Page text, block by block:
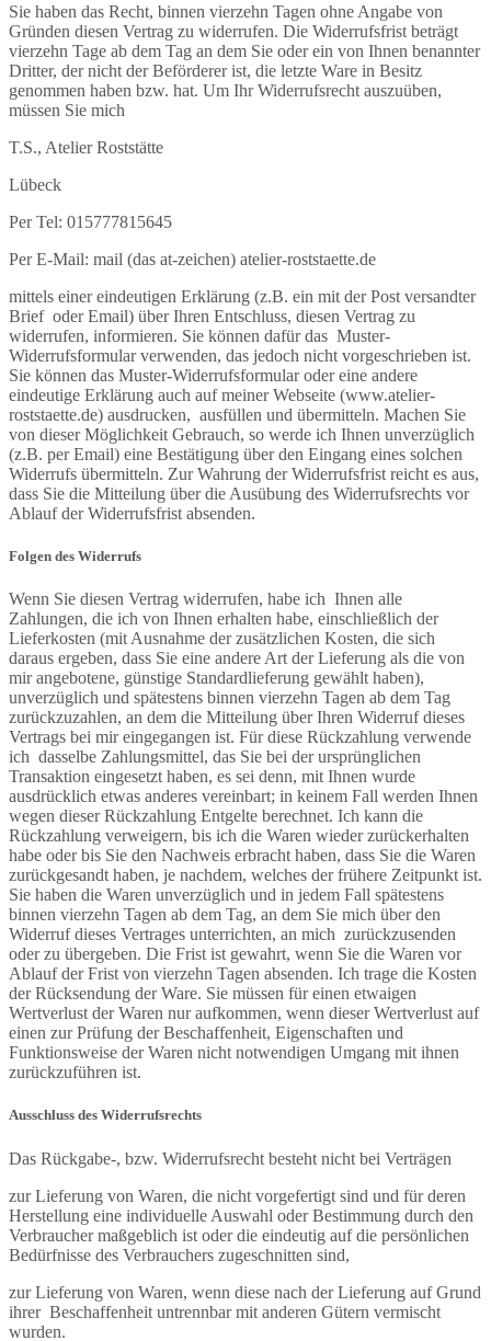
Sie haben das Recht, binnen vierzehn Tagen ohne Angabe von
Gründen diesen Vertrag zu widerrufen. Die Widerrufsfrist beträgt
vierzehn Tage ab dem Tag an dem Sie oder ein von Ihnen benannter
Dritter, der nicht der Beförderer ist, die letzte Ware in Besitz
genommen haben bzw. hat. Um Ihr Widerrufsrecht auszuüben,
müssen Sie mich
T.S., Atelier Roststätte
Lübeck
Per Tel: 015777815645
Per E-Mail: mail (das at-zeichen) atelier-roststaette.de
mittels einer eindeutigen Erklärung (z.B. ein mit der Post versandter
Brief oder Email) über Ihren Entschluss, diesen Vertrag zu
widerrufen, informieren. Sie können dafür das Muster-
Widerrufsformular verwenden, das jedoch nicht vorgeschrieben ist.
Sie können das Muster-Widerrufsformular oder eine andere
eindeutige Erklärung auch auf meiner Webseite (www.atelier-
roststaette.de) ausdrucken, ausfüllen und übermitteln. Machen Sie
von dieser Möglichkeit Gebrauch, so werde ich Ihnen unverzüglich
(z.B. per Email) eine Bestätigung über den Eingang eines solchen
Widerrufs übermitteln. Zur Wahrung der Widerrufsfrist reicht es aus,
dass Sie die Mitteilung über die Ausübung des Widerrufsrechts vor
Ablauf der Widerrufsfrist absenden.
Folgen des Widerrufs
Wenn Sie diesen Vertrag widerrufen, habe ich Ihnen alle
Zahlungen, die ich von Ihnen erhalten habe, einschließlich der
Lieferkosten (mit Ausnahme der zusätzlichen Kosten, die sich
daraus ergeben, dass Sie eine andere Art der Lieferung als die von
mir angebotene, günstige Standardlieferung gewählt haben),
unverzüglich und spätestens binnen vierzehn Tagen ab dem Tag
zurückzuzahlen, an dem die Mitteilung über Ihren Widerruf dieses
Vertrags bei mir eingegangen ist. Für diese Rückzahlung verwende
ich dasselbe Zahlungsmittel, das Sie bei der ursprünglichen
Transaktion eingesetzt haben, es sei denn, mit Ihnen wurde
ausdrücklich etwas anderes vereinbart; in keinem Fall werden Ihnen
wegen dieser Rückzahlung Entgelte berechnet. Ich kann die
Rückzahlung verweigern, bis ich die Waren wieder zurückerhalten
habe oder bis Sie den Nachweis erbracht haben, dass Sie die Waren
zurückgesandt haben, je nachdem, welches der frühere Zeitpunkt ist.
Sie haben die Waren unverzüglich und in jedem Fall spätestens
binnen vierzehn Tagen ab dem Tag, an dem Sie mich über den
Widerruf dieses Vertrages unterrichten, an mich zurückzusenden
oder zu übergeben. Die Frist ist gewahrt, wenn Sie die Waren vor
Ablauf der Frist von vierzehn Tagen absenden. Ich trage die Kosten
der Rücksendung der Ware. Sie müssen für einen etwaigen
Wertverlust der Waren nur aufkommen, wenn dieser Wertverlust auf
einen zur Prüfung der Beschaffenheit, Eigenschaften und
Funktionsweise der Waren nicht notwendigen Umgang mit ihnen
zurückzuführen ist.
Ausschluss des Widerrufsrechts
Das Rückgabe-, bzw. Widerrufsrecht besteht nicht bei Verträgen
zur Lieferung von Waren, die nicht vorgefertigt sind und für deren
Herstellung eine individuelle Auswahl oder Bestimmung durch den
Verbraucher maßgeblich ist oder die eindeutig auf die persönlichen
Bedürfnisse des Verbrauchers zugeschnitten sind,
zur Lieferung von Waren, wenn diese nach der Lieferung auf Grund
ihrer Beschaffenheit untrennbar mit anderen Gütern vermischt
wurden.